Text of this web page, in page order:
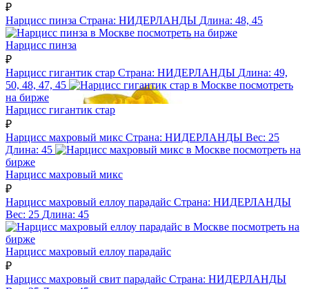
₽
Нарцисс пинза Страна: НИДЕРЛАНДЫ Длина: 48, 45
посмотреть на бирже
Нарцисс пинза
₽
Нарцисс гигантик стар Страна: НИДЕРЛАНДЫ Длина: 49,
50, 48, 47, 45
посмотреть
на бирже
Нарцисс гигантик стар
₽
Нарцисс махровый микс Страна: НИДЕРЛАНДЫ Вес: 25
Длина: 45
посмотреть на
бирже
Нарцисс махровый микс
₽
Нарцисс махровый еллоу парадайс Страна: НИДЕРЛАНДЫ
Вес: 25 Длина: 45
посмотреть на
бирже
Нарцисс махровый еллоу парадайс
₽
Нарцисс махровый свит парадайс Страна: НИДЕРЛАНДЫ